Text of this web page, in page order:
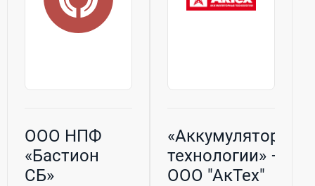
ООО НПФ
«Бастион
СБ»
«Аккумуляторные
технологии» –
ООО "АкТех"